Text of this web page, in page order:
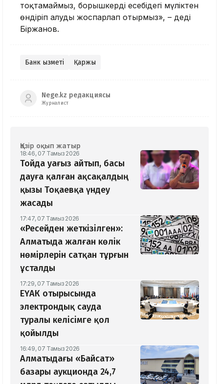
тоқтамаймыз, борышкердің есебідегі мүліктен
өндіріп алуды жоспарлап отырмыз», – деді
Біржанов.
Банк қызметі Қаржы
Nege.kz редакциясы
Журналист
Қазір оқып жатыр
18:46, 07 Тамыз 2026
Тойда уағыз айтып, басы
дауға қалған ақсақалдың
қызы Тоқаевқа үндеу
жасады
17:47, 07 Тамыз 2026
«Ресейден жеткізілген»:
Алматыда жалған көлік
нөмірлерін сатқан тұрғын
ұсталды
17:29, 07 Тамыз 2026
ЕҮАК отырысында
электрондық сауда
туралы келісімге қол
қойылды
16:49, 07 Тамыз 2026
Алматыдағы «Байсат»
базары аукционда 24,7